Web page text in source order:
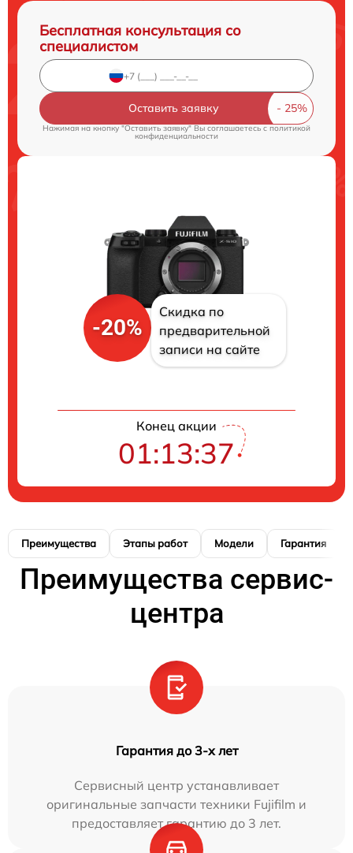
Бесплатная консультация со
специалистом
Оставить заявку
Нажимая на кнопку "Оставить заявку" Вы соглашаетесь c политикой
конфиденциальности
-20%
Скидка по
предварительной
записи на сайте
Конец акции
01:13:36
Преимущества Этапы работ Модели Гарантия
Преимущества сервис-
центра
Гарантия до 3-х лет
Сервисный центр устанавливает
оригинальные запчасти техники Fujifilm и
предоставляет гарантию до 3 лет.